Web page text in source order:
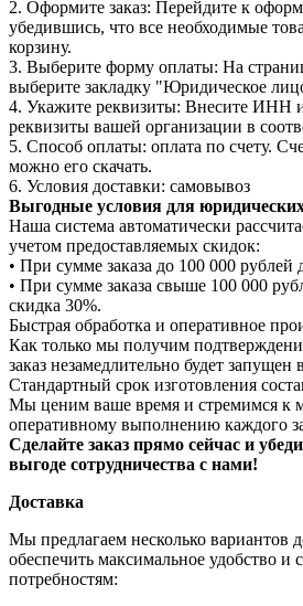
2. Оформите заказ: Перейдите к
убедившись, что все необходимые
корзину.
3. Выберите форму оплаты: На
выберите закладку "Юридическое
4. Укажите реквизиты: Внесите ИНН
реквизиты вашей организации в
5. Способ оплаты: оплата по счету.
можно его скачать.
6. Условия доставки: самовывоз
Выгодные условия для
Наша система автоматически
учетом предоставляемых скидок:
• При сумме заказа до 100 000 рублей
• При сумме заказа свыше 100 000
скидка 30%.
Быстрая обработка и оперативное
Как только мы получим
заказ незамедлительно будет запущен
Стандартный срок изготовления
Мы ценим ваше время и стремимся к
оперативному выполнению каждого
Сделайте заказ прямо сейчас и
выгоде сотрудничества с нами!
Доставка
Мы предлагаем несколько вариантов
обеспечить максимальное удобство и
потребностям: